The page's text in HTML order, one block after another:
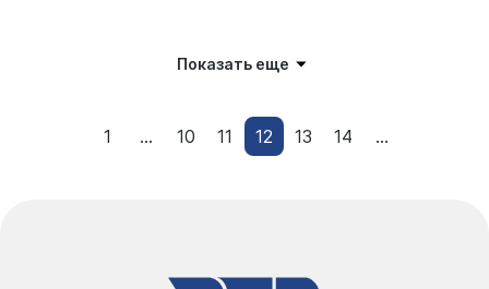
Показать еще
1 ... 10 11 12 13 14 ...